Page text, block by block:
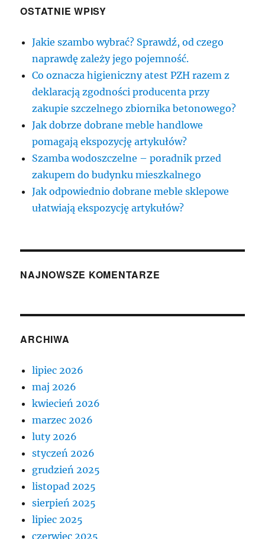
OSTATNIE WPISY
Jakie szambo wybrać? Sprawdź, od czego
naprawdę zależy jego pojemność.
Co oznacza higieniczny atest PZH razem z
deklaracją zgodności producenta przy
zakupie szczelnego zbiornika betonowego?
Jak dobrze dobrane meble handlowe
pomagają ekspozycję artykułów?
Szamba wodoszczelne – poradnik przed
zakupem do budynku mieszkalnego
Jak odpowiednio dobrane meble sklepowe
ułatwiają ekspozycję artykułów?
NAJNOWSZE KOMENTARZE
ARCHIWA
lipiec 2026
maj 2026
kwiecień 2026
marzec 2026
luty 2026
styczeń 2026
grudzień 2025
listopad 2025
sierpień 2025
lipiec 2025
czerwiec 2025